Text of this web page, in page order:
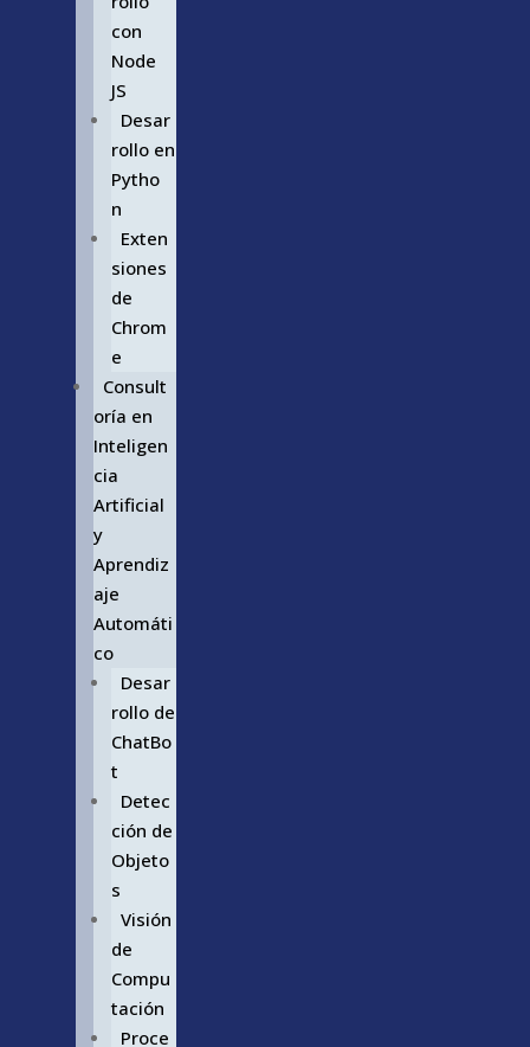
con
Node
JS
Desar
rollo en
Pytho
n
Exten
siones
de
Chrom
e
Consult
oría en
Inteligen
cia
Artificial
y
Aprendiz
aje
Automáti
co
Desar
rollo de
ChatBo
t
Detec
ción de
Objeto
s
Visión
de
Compu
tación
Proce